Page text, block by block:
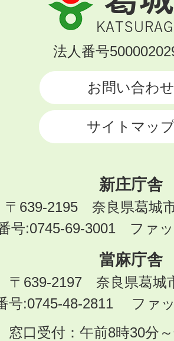
城
市
KATSURAGI
法人番号
お問い合わせ
サイトマッ
新庄庁舎
〒639-2195 奈良県葛城
号:0745-69-3001 ファ
當麻庁舎
〒639-2197 奈良県葛城
号:0745-48-2811 ファ
窓口受付：午前8時30分